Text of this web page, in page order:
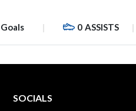
Goals 0 ASSISTS
SOCIALS